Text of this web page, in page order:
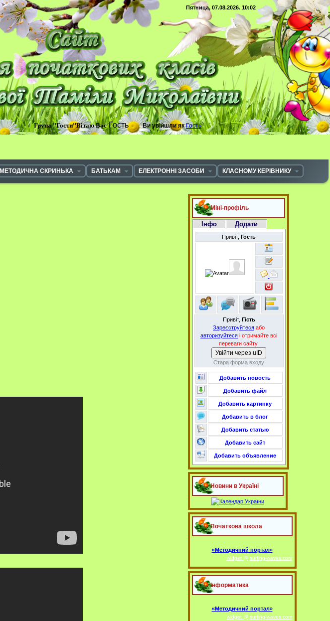
Пятница, 07.08.2026. 10:02
Група "Гости"Вітаю ВасГость Ви увійшли як Гость
МЕТОДИЧНА СКРИНЬКА БАТЬКАМ ЕЛЕКТРОННІ ЗАСОБИ
КЛАСНОМУ КЕРІВНИКУ
Міні-профіль
Інфо Додати
Привіт, Гость
Привіт, Гість
Зареєструйтеся або
авторизуйтеся і отримайте всі
переваги сайту.
Увійти через uID
Стара форма входу
Добавить новость
Добавить файл
Добавить картинку
Добавить в блог
Добавить статью
Добавить сайт
Добавить объявление
Новини в Україні
Початкова школа
«Методичний портал»
widget @ surfing-waves.com
Інформатика
«Методичний портал»
widget @ surfing-waves.com